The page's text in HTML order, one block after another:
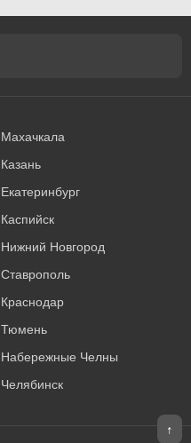
Махачкала
Казань
Екатеринбург
Каспийск
Нижний Новгород
Ставрополь
Краснодар
Тюмень
Набережные Челны
Челябинск
↑